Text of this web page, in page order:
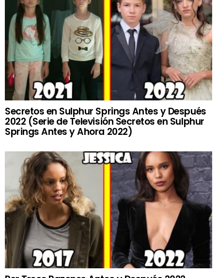
Secretos en Sulphur Springs Antes y Después
2022 (Serie de Televisión Secretos en Sulphur
Springs Antes y Ahora 2022)